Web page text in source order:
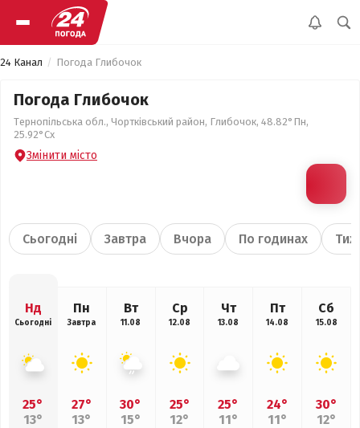
24 Канал Погода Глибочок
Погода Глибочок
Тернопільська обл., Чортківський район, Глибочок, 48.82°Пн,
25.92°Сх
Змінити місто
Сьогодні Завтра Вчора По годинах
Нд
Сьогодні
25°
13°
Пн
Завтра
27°
13°
Вт
11.08
30°
15°
Ср
12.08
25°
12°
Чт
13.08
25°
11°
Пт
14.08
24°
11°
Сб
15.08
30°
12°